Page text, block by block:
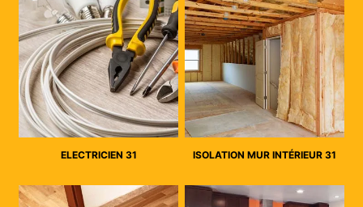
ELECTRICIEN 31 ISOLATION MUR INTÉRIEUR 31